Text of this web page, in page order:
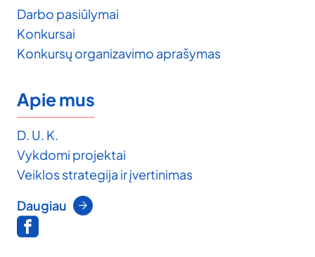
Darbo pasiūlymai
Konkursai
Konkursų organizavimo aprašymas
Apie mus
D. U. K.
Vykdomi projektai
Veiklos strategija ir įvertinimas
Daugiau